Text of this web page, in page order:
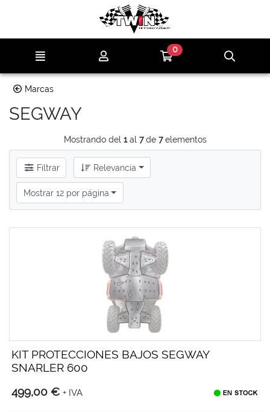
Ir al contenido principal de la página
Ir a mi compra
0
Marcas
SEGWAY
Mostrando del 1al 7de 7elementos
Filtrar Relevancia
Mostrar 12 por página
KIT PROTECCIONES BAJOS SEGWAY
SNARLER 600
499,00 € + IVA